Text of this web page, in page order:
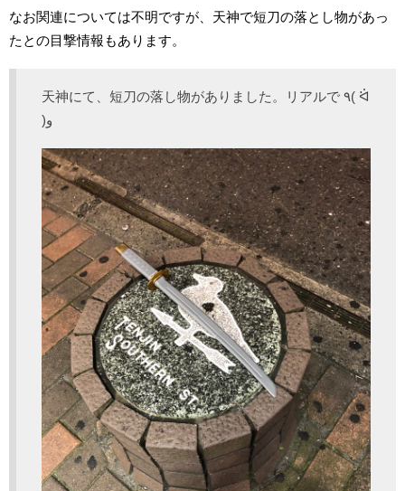
なお関連については不明ですが、天神で短刀の落とし物があっ
たとの目撃情報もあります。
天神にて、短刀の落し物がありました。リアルで ٩( ᐛ
)و